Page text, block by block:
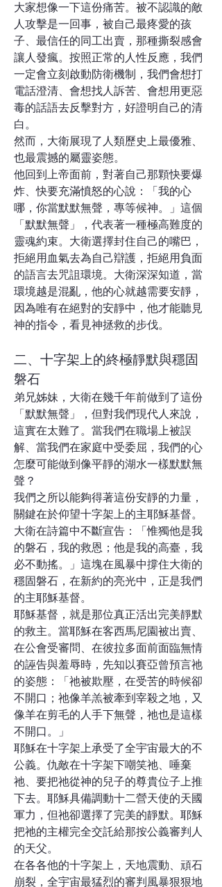
大家想像一下這份痛苦。被不認識的敵
人攻擊是一回事，被自己最疼愛的孩
子、最信任的同工出賣，那種撕裂感會
讓人發瘋。按照正常的人性反應，我們
一定會立刻啟動防衛機制，我們會想打
電話澄清、會想找人訴苦、會想用更惡
毒的話語去反擊對方，好證明自己的清
白。
然而，大衛展現了人類歷史上最優雅、
也最震撼的屬靈姿態。
他回到上帝面前，對著自己那顆快要爆
炸、快要充滿憤怒的心說：「我的心
哪，你當默默無聲，專等候神。」這個
「默默無聲」，代表著一種極高難度的
靈魂約束。大衛選擇封住自己的嘴巴，
拒絕用血氣去為自己辯護，拒絕用負面
的語言去咒詛環境。大衛深深知道，當
環境越是混亂，他的心就越需要安靜，
因為唯有在絕對的安靜中，他才能聽見
神的指令，看見神拯救的步伐。
二、十字架上的終極靜默與穩固
磐石
弟兄姊妹，大衛在幾千年前做到了這份
「默默無聲」，但對我們現代人來說，
這實在太難了。當我們在職場上被誤
解、當我們在家庭中受委屈，我們的心
怎麼可能做到像平靜的湖水一樣默默無
聲？
我們之所以能夠得著這份安靜的力量，
關鍵在於仰望十字架上的主耶穌基督。
大衛在詩篇中不斷宣告：「惟獨他是我
的磐石，我的救恩；他是我的高臺，我
必不動搖。」這塊在風暴中撐住大衛的
穩固磐石，在新約的亮光中，正是我們
的主耶穌基督。
耶穌基督，就是那位真正活出完美靜默
的救主。當耶穌在客西馬尼園被出賣、
在公會受審問、在彼拉多面前面臨無情
的誣告與羞辱時，先知以賽亞曾預言祂
的姿態：「祂被欺壓，在受苦的時候卻
不開口；祂像羊羔被牽到宰殺之地，又
像羊在剪毛的人手下無聲，祂也是這樣
不開口。」
耶穌在十字架上承受了全宇宙最大的不
公義。仇敵在十字架下嘲笑祂、唾棄
祂、要把祂從神的兒子的尊貴位子上推
下去。耶穌具備調動十二營天使的天國
軍力，但祂卻選擇了完美的靜默。耶穌
把祂的主權完全交託給那按公義審判人
的天父。
在各各他的十字架上，天地震動、頑石
崩裂，全宇宙最猛烈的審判風暴狠狠地